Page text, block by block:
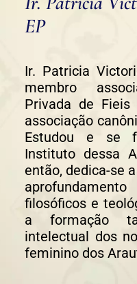
EP
Ir. Patricia
membro
Privada de Fieis
associação
Estudou e se
Instituto dessa
então, dedica-se
filosóficos e
a formação
intelectual dos
feminino dos